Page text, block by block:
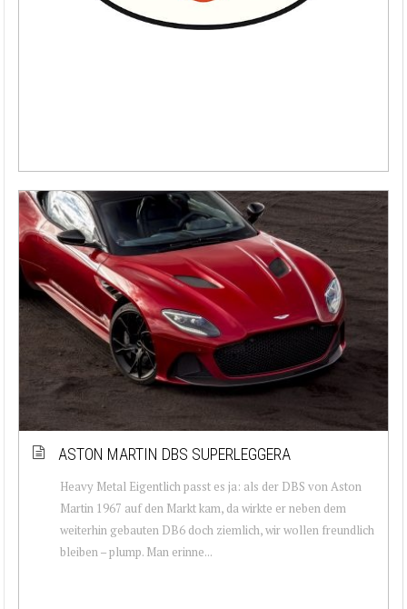
ASTON MARTIN DBS SUPERLEGGERA
Heavy Metal Eigentlich passt es ja: als der DBS von Aston
Martin 1967 auf den Markt kam, da wirkte er neben dem
weiterhin gebauten DB6 doch ziemlich, wir wollen freundlich
bleiben – plump. Man erinne...